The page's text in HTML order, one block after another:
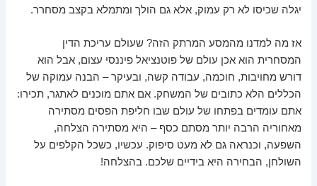
יגלה שכיסו לא רק עמוק, אלא גם הולך ומתמלא בקצב מסחרר.
אז מה למדנו מהמסע המרתק הזה? שעולם עריכת הדין
המסחרית הוא אכן עולם של פוטנציאל פיננסי עצום, אבל הוא
דורש מחויבות, חוכמה, עבודה קשה, ובעיקר – הבנה עמוקה של
הכללים הלא כתובים של המשחק. אם אתם מוכנים לאתגר, תכירו:
אתם עומדים בפתחו של עולם שבו חליפת הפסים מסתירה
מאחוריה הרבה יותר מסתם כסף – היא מסתירה הצלחה,
השפעה, וכנראה גם לא מעט סיפוק. עכשיו, כשכל הקלפים על
השולחן, הבחירה היא בידיים שלכם. בהצלחה!